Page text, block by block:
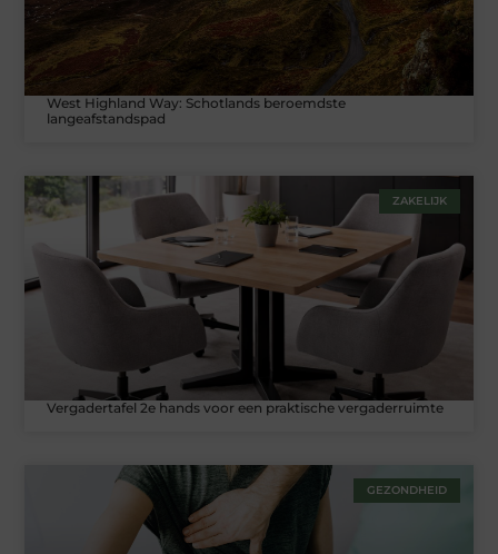
West Highland Way: Schotlands beroemdste
langeafstandspad
ZAKELIJK
Vergadertafel 2e hands voor een praktische vergaderruimte
GEZONDHEID